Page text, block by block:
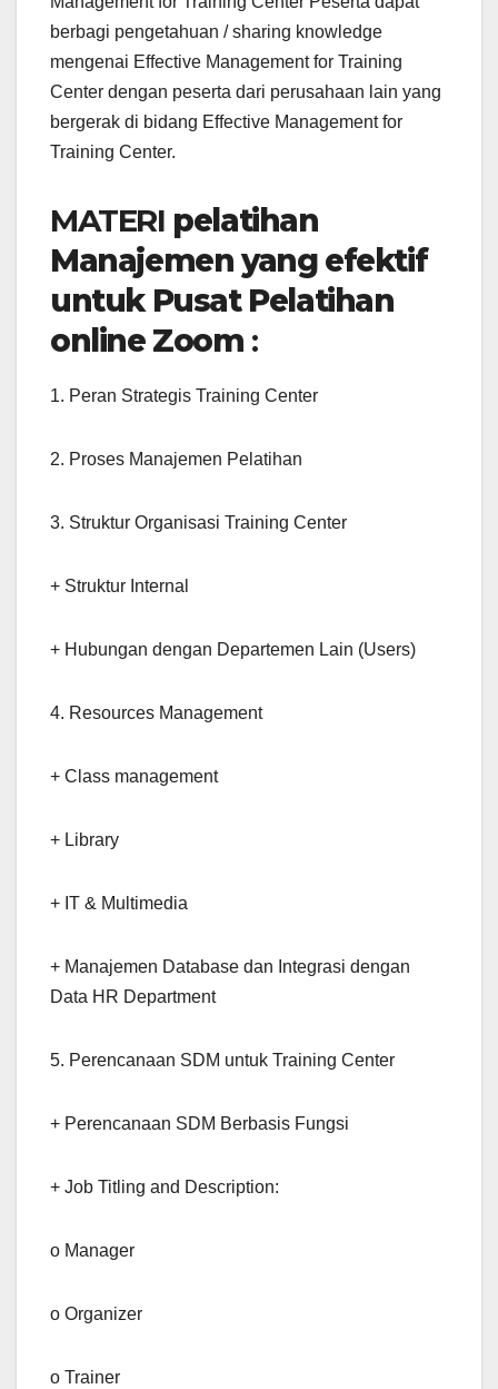
berbagi pengetahuan / sharing knowledge
mengenai Effective Management for Training
Center dengan peserta dari perusahaan lain yang
bergerak di bidang Effective Management for
Training Center.
MATERI pelatihan
Manajemen yang efektif
untuk Pusat Pelatihan
online Zoom :
1. Peran Strategis Training Center
2. Proses Manajemen Pelatihan
3. Struktur Organisasi Training Center
+ Struktur Internal
+ Hubungan dengan Departemen Lain (Users)
4. Resources Management
+ Class management
+ Library
+ IT & Multimedia
+ Manajemen Database dan Integrasi dengan
Data HR Department
5. Perencanaan SDM untuk Training Center
+ Perencanaan SDM Berbasis Fungsi
+ Job Titling and Description:
o Manager
o Organizer
o Trainer